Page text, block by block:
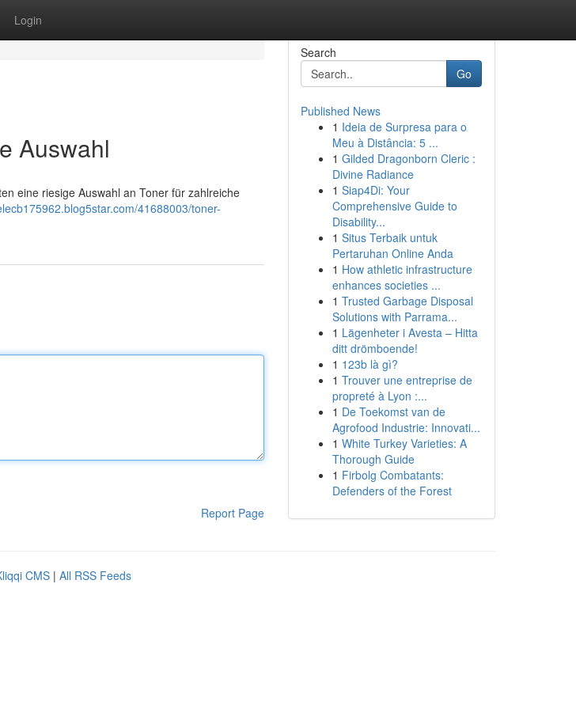
Login
Auswahl
eine riesige Auswahl an Toner für zahlreiche
41688003/toner-
Report Page
Search
Go
Published News
1 Ideia de Surpresa para o
Meu à Distância: 5 ...
1 Gilded Dragonborn Cleric :
Divine Radiance
1 Siap4Di: Your
Comprehensive Guide to
Disability...
1 Situs Terbaik untuk
Pertaruhan Online Anda
1 How athletic infrastructure
enhances societies ...
1 Trusted Garbage Disposal
Solutions with Parrama...
1 Lägenheter i Avesta – Hitta
ditt drömboende!
1 123b là gì?
1 Trouver une entreprise de
propreté à Lyon :...
1 De Toekomst van de
Agrofood Industrie: Innovati...
1 White Turkey Varieties: A
Thorough Guide
1 Firbolg Combatants:
Defenders of the Forest
CMS | All RSS Feeds